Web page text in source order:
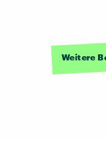
Weitere